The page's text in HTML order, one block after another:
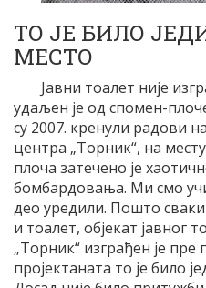
ТО ЈЕ БИЛО
МЕСТО
Јавни тоалет није
удаљен је од спомен-
су 2007. кренули радови
центра „Торник“, на
плоча затечено је
бомбардовања. Ми смо
део уредили. Пошто сваки
и тоалет, објекат јавног
„Торник“ изграђен је
пројектаната то је било